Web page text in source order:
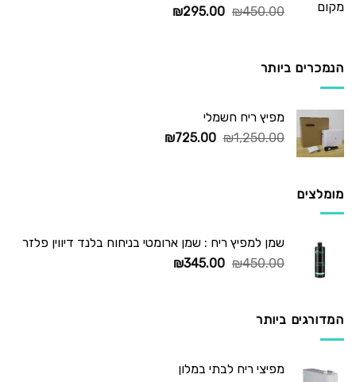
₪450.00
המחיר
₪295.00
המחיר
הנמכרים ביותר
מפיץ ריח חשמלי
₪1,250.00
המחיר
₪725.00
המחיר
מומלצים
שמן למפיץ ריח : שמן ארומטי בניחוח בלנד דיווין פלזר
₪450.00
המחיר
₪345.00
המחיר
המדורגים ביותר
מפיצי ריח לבתי במלון